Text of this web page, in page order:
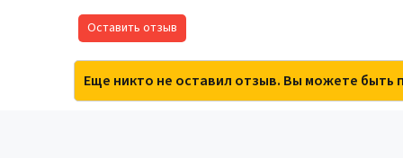
Оставить отзыв
Еще никто не оставил отзыв. Вы можете быть